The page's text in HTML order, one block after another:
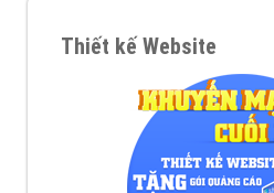
Thiết kế Website